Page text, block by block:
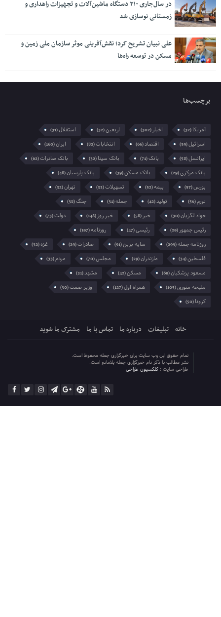
در سال‌جاری ۲۱۰ دستگاه ماشین‌آلات و تجهیزات راهداری و
زمستانی نوسازی شد
علی نبیان تشریح کرد؛ نقش‌آفرینی موثر سازمان ملی زمین و
مسکن در توسعه راه‌ها
برچسب‌ها
آمریکا(32) اخبار(302) اربعین(32) استقلال(31)
اسرائیل(39) اقتصاد(66) انتخابات(82) ایران(160)
ایرانسل(58) بانک(71) بانک سینا(32) بانک صادرات(62)
بانک مرکزی(29) بانک مسکن(39) بانک پارسیان(48)
بورس(57) بیمه(52) تسهیلات(33) تهران(32)
تورم(56) تولید(42) جمله(31) جنگ(38)
جواد لگزیان(30) خبر(58) خبر روز(148) دولت(73)
رئیس جمهور(29) رئیسی(47) روزنامه(197)
روزنامه جمله(299) سایه برین(91) صادرات(29) غزه(32)
فلسطین(34) مازندران(29) مجلس(70) مردم(33)
مسعود پزشکیان(69) مسکن(42) مشهد(31)
ملیحه منوری(105) همراه اول(127) وزیر صمت(30)
کرونا(50)
خانه تبلیغات درباره ما تماس با ما مشترک ما شوید
تمام حقوق این وب سایت برای خبرگزاری جمله محفوظ است.
نشر مطالب با ذکر نام خبرگزاری جمله بلامانع است.
طراحی سایت : کلکسیون طراحی